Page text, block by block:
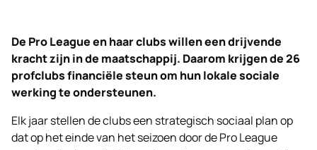
De Pro League en haar clubs willen een drijvende
kracht zijn in de maatschappij. Daarom krijgen de 26
profclubs financiële steun om hun lokale sociale
werking te ondersteunen.
Elk jaar stellen de clubs een strategisch sociaal plan op
dat op het einde van het seizoen door de Pro League